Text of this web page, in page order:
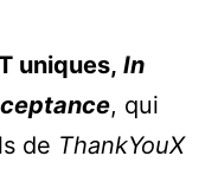
uniques, In
, qui
de ThankYouX